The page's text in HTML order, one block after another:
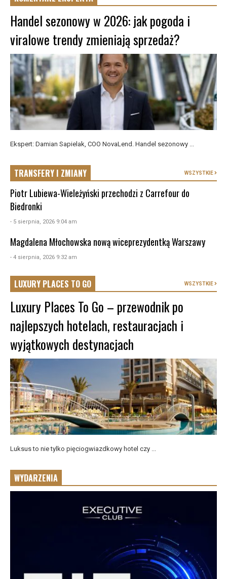
Handel sezonowy w 2026: jak pogoda i
viralowe trendy zmieniają sprzedaż?
Ekspert: Damian Sapielak, COO NovaLend. Handel sezonowy ...
TRANSFERY I ZMIANY WSZYSTKIE
Piotr Lubiewa-Wieleżyński przechodzi z Carrefour do
Biedronki
- 5 sierpnia, 2026 9:04 am
Magdalena Młochowska nową wiceprezydentką Warszawy
- 4 sierpnia, 2026 9:32 am
LUXURY PLACES TO GO WSZYSTKIE
Luxury Places To Go – przewodnik po
najlepszych hotelach, restauracjach i
wyjątkowych destynacjach
Luksus to nie tylko pięciogwiazdkowy hotel czy ...
WYDARZENIA